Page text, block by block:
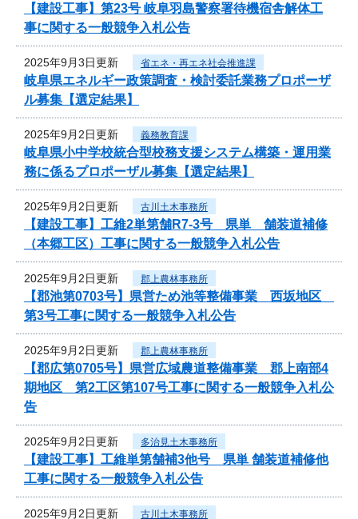
【建設工事】第23号 岐阜羽島警察署待機宿舎解体工
事に関する一般競争入札公告
2025年9月3日更新 省エネ・再エネ社会推進課
岐阜県エネルギー政策調査・検討委託業務プロポーザ
ル募集【選定結果】
2025年9月2日更新 義務教育課
岐阜県小中学校統合型校務支援システム構築・運用業
務に係るプロポーザル募集【選定結果】
2025年9月2日更新 古川土木事務所
【建設工事】工維2単第舗R7-3号 県単 舗装道補修
（本郷工区）工事に関する一般競争入札公告
2025年9月2日更新 郡上農林事務所
【郡池第0703号】県営ため池等整備事業 西坂地区
第3号工事に関する一般競争入札公告
2025年9月2日更新 郡上農林事務所
【郡広第0705号】県営広域農道整備事業 郡上南部4
期地区 第2工区第107号工事に関する一般競争入札公
告
2025年9月2日更新 多治見土木事務所
【建設工事】工維単第舗補3他号 県単 舗装道補修他
工事に関する一般競争入札公告
2025年9月2日更新 古川土木事務所